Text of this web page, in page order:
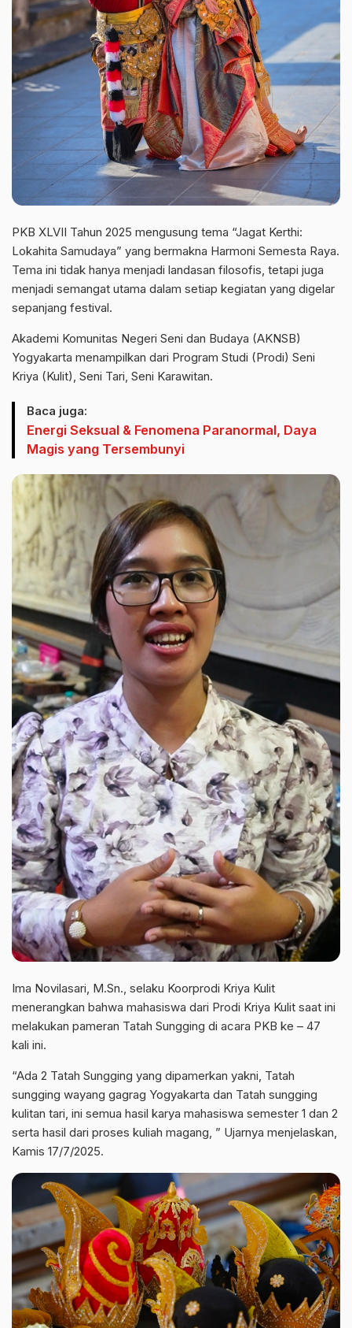
PKB XLVII Tahun 2025 mengusung tema “Jagat Kerthi:
Lokahita Samudaya” yang bermakna Harmoni Semesta Raya.
Tema ini tidak hanya menjadi landasan filosofis, tetapi juga
menjadi semangat utama dalam setiap kegiatan yang digelar
sepanjang festival.
Akademi Komunitas Negeri Seni dan Budaya (AKNSB)
Yogyakarta menampilkan dari Program Studi (Prodi) Seni
Kriya (Kulit), Seni Tari, Seni Karawitan.
Baca juga:
Energi Seksual & Fenomena Paranormal, Daya
Magis yang Tersembunyi
Ima Novilasari, M.Sn., selaku Koorprodi Kriya Kulit
menerangkan bahwa mahasiswa dari Prodi Kriya Kulit saat ini
melakukan pameran Tatah Sungging di acara PKB ke – 47
kali ini.
“Ada 2 Tatah Sungging yang dipamerkan yakni, Tatah
sungging wayang gagrag Yogyakarta dan Tatah sungging
kulitan tari, ini semua hasil karya mahasiswa semester 1 dan 2
serta hasil dari proses kuliah magang, ” Ujarnya menjelaskan,
Kamis 17/7/2025.